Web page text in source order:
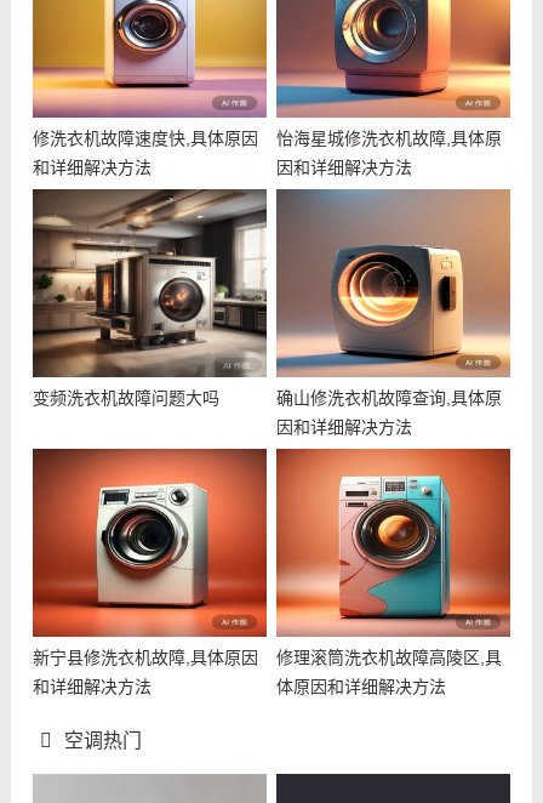
修洗衣机故障速度快,具体原因
和详细解决方法
怡海星城修洗衣机故障,具体原
因和详细解决方法
变频洗衣机故障问题大吗
确山修洗衣机故障查询,具体原
因和详细解决方法
新宁县修洗衣机故障,具体原因
和详细解决方法
修理滚筒洗衣机故障高陵区,具
体原因和详细解决方法
空调热门